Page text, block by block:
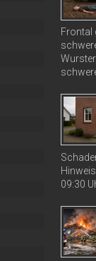
Frontal
09:30